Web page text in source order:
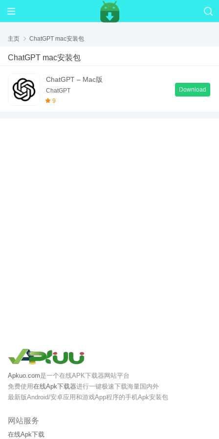
主页 ChatGPT mac安装包
ChatGPT mac安装包
ChatGPT – Mac版
ChatGPT
9
Download
Apkuo.com是一个在线APK下载器网站平台
免费使用在线Apk下载器进行一键极速下载海量国内外
最新版Android/安卓应用和游戏App程序的手机Apk安装包
网站服务
在线Apk下载